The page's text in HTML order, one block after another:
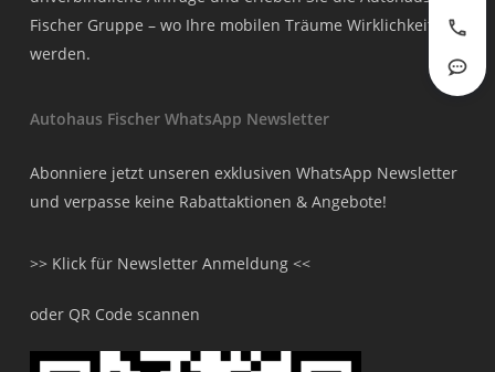
Fischer Gruppe – wo Ihre mobilen Träume Wirklichkeit
werden.
Autohaus Fischer WhatsApp Newsletter
Abonniere jetzt unseren exklusiven WhatsApp Newsletter
und verpasse keine Rabattaktionen & Angebote!
>> Klick für Newsletter Anmeldung <<
oder QR Code scannen
Jetzt